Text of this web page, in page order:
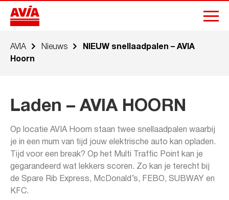
AVIA Nieuws
NIEUW snellaadpalen – AVIA
Hoorn
Laden – AVIA HOORN
Op locatie AVIA Hoorn staan twee snellaadpalen waarbij
je in een mum van tijd jouw elektrische auto kan opladen.
Tijd voor een break? Op het Multi Traffic Point kan je
gegarandeerd wat lekkers scoren. Zo kan je terecht bij
de Spare Rib Express, McDonald’s, FEBO, SUBWAY en
KFC.